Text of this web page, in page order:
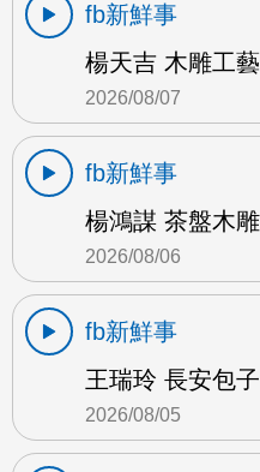
fb新鮮事
楊天吉 木雕工
2026/08/07
fb新鮮事
楊鴻謀 茶盤木
2026/08/06
fb新鮮事
王瑞玲 長安包
2026/08/05